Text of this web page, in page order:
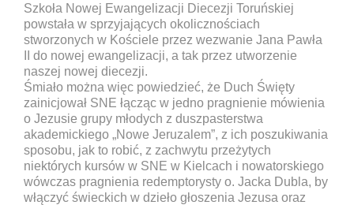
Szkoła Nowej Ewangelizacji Diecezji Toruńskiej
powstała w sprzyjających okolicznościach
stworzonych w Kościele przez wezwanie Jana Pawła
II do nowej ewangelizacji, a tak przez utworzenie
naszej nowej diecezji.
Śmiało można więc powiedzieć, że Duch Święty
zainicjował SNE łącząc w jedno pragnienie mówienia
o Jezusie grupy młodych z duszpasterstwa
akademickiego „Nowe Jeruzalem”, z ich poszukiwania
sposobu, jak to robić, z zachwytu przeżytych
niektórych kursów w SNE w Kielcach i nowatorskiego
wówczas pragnienia redemptorysty o. Jacka Dubla, by
włączyć świeckich w dzieło głoszenia Jezusa oraz